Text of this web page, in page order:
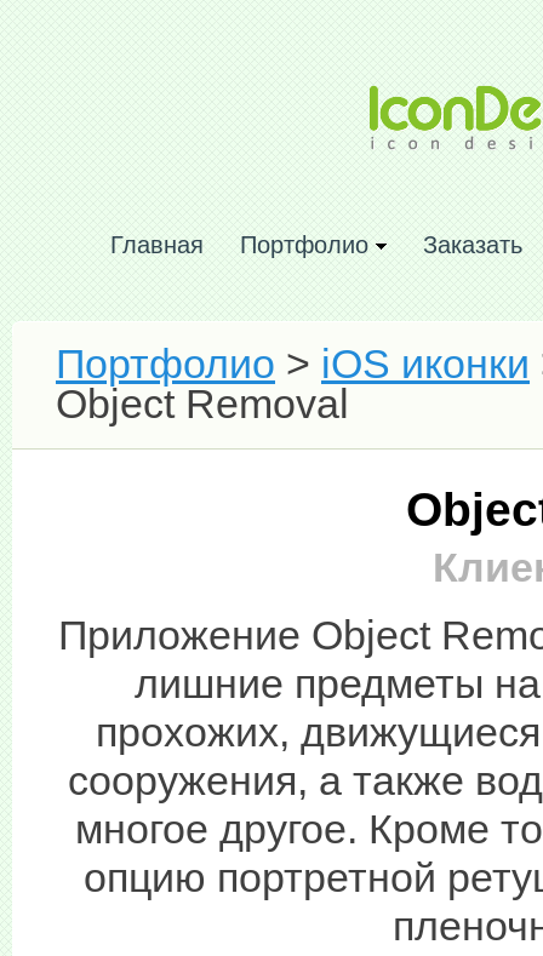
Главная Портфолио Заказать
Портфолио > iOS иконки
Object Removal
Приложение Object
лишние предметы
прохожих,
сооружения, а также
многое другое. Кроме
опцию портретной